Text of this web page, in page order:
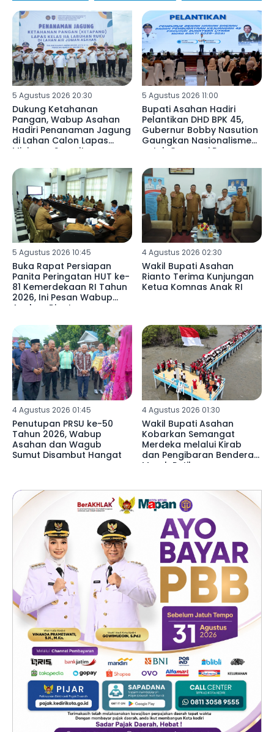
5 Agustus 2026 20:30
Dukung Ketahanan
Pangan, Wabup Asahan
Hadiri Penanaman Jagung
di Lahan Calon Lapas
Minimum Security
5 Agustus 2026 11:00
Bupati Asahan Hadiri
Pelantikan DHD BPK 45,
Gubernur Bobby Nasution
Gaungkan Nasionalisme
untuk Generasi Penerus
5 Agustus 2026 10:45
Buka Rapat Persiapan
Panita Peringatan HUT ke-
81 Kemerdekaan RI Tahun
2026, Ini Pesan Wabup
Asahan Rianto
4 Agustus 2026 02:30
Wakil Bupati Asahan
Rianto Terima Kunjungan
Ketua Komnas Anak RI
4 Agustus 2026 01:45
Penutupan PRSU ke-50
Tahun 2026, Wabup
Asahan dan Wagub
Sumut Disambut Hangat
4 Agustus 2026 01:30
Wakil Bupati Asahan
Kobarkan Semangat
Merdeka melalui Kirab
dan Pengibaran Bendera
Merah Putih